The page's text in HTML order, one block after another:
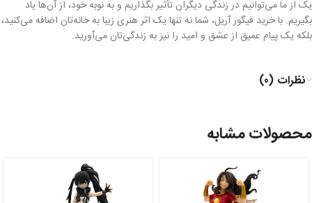
یک از ما می‌توانیم در زندگی دیگران تأثیر بگذاریم و به نوبه خود، از آن‌ها یاد
بگیریم. با خرید فیگور آریل، شما نه تنها یک اثر هنری زیبا به خانه‌تان اضافه می‌کنید،
بلکه یک پیام عمیق از عشق و امید را نیز به زندگی‌تان می‌آورید.
نظرات (0)
محصولات مشابه